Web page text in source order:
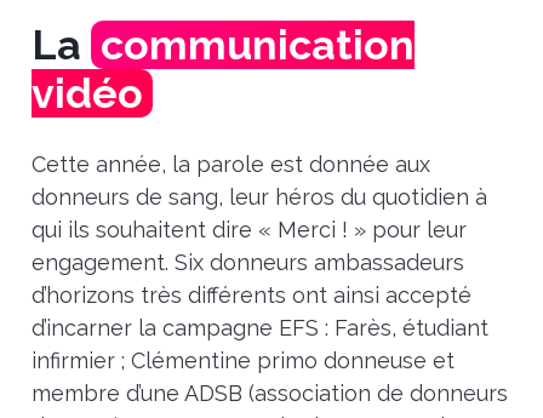
La communication
vidéo
Cette année, la parole est donnée aux
donneurs de sang, leur héros du quotidien à
qui ils souhaitent dire « Merci ! » pour leur
engagement. Six donneurs ambassadeurs
d’horizons très différents ont ainsi accepté
d’incarner la campagne EFS : Farès, étudiant
infirmier ; Clémentine primo donneuse et
membre d’une ADSB (association de donneurs